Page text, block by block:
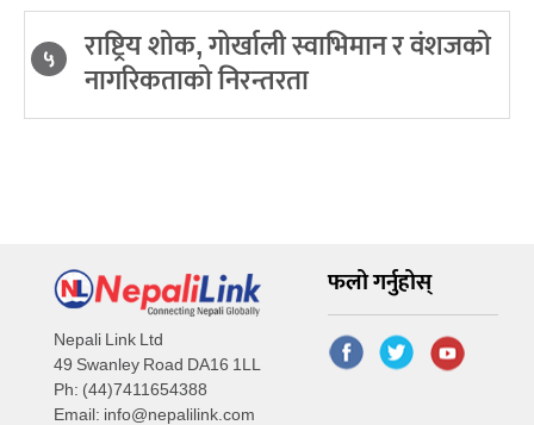
५ राष्ट्रिय शोक, गोर्खाली स्वाभिमान र वंशजको
नागरिकताको निरन्तरता
Nepali Link Ltd
49 Swanley Road DA16 1LL
Ph: (44)7411654388
Email: info@nepalilink.com
फलो गर्नुहोस्